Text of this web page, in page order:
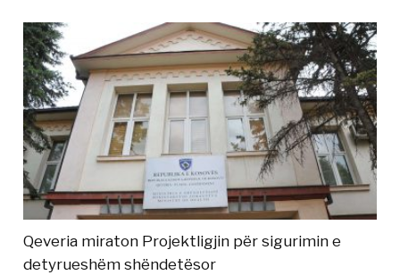
Qeveria miraton Projektligjin për sigurimin e
detyrueshëm shëndetësor